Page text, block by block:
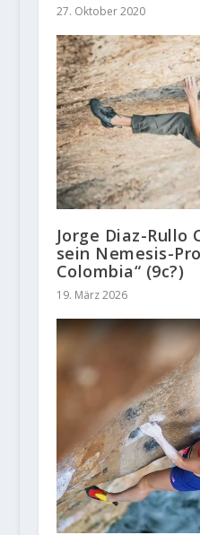
27. Oktober 2020
Jorge Diaz-Rullo
sein Nemesis-
Colombia“ (9c?)
19. März 2026